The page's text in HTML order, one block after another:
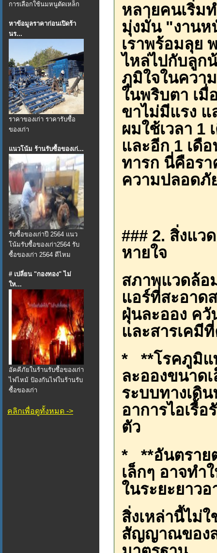
การเลือกใช้นมหนูตัดเหล็ก
หาข้อมูลราคาก่อนเปิดร้า
นร...
ราคาของเก่า ราคารับซื้อ
ของเก่า
แนวโน้ม ร้านรับซื้อของเก่...
รับซื้อของเก่าปี 2564 แนว
โน้มรับซื้อของเก่า2564 รับ
ซื้อของเก่า 2564 ดีไหม
# เปลี่ยน "กองทอง" ไม่
ให...
อัคคีภัยในร้านรับซื้อของเก่า
ไฟไหม้ ป้องกันไฟในร้านรับ
ซื้อของเก่า
คลิกเพื่อดูทั้งหมด ->
หลายคนเริ่ม
มุ่งมั่น "งานห
เราพร้อมลุย
ไหล่ไปกับลูก
ภูมิใจในควา
ในพริบตา เมื่
ขาไม่มีแรง
ผมใช้เวลา 1
และอีก 1 เดื
ทารก นี่คือร
ความปลอดภั
### 2. สิ่งแว
หายใจ
สภาพแวดล้อ
แอร์ที่สะอาด
ฝุ่นละออง ค
และสารเคมี
* **โรคภูมิแ
ละอองขนาด
ระบบทางเดิ
อาการไอเรื้
ตัว
* **อันตราย
เล็กๆ อาจทำ
ในระยะยาว
สิ่งเหล่านี้ไม่
สัญญาณของส